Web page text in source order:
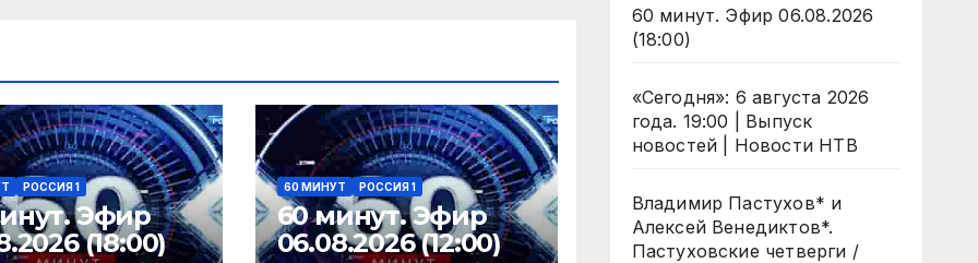
РОССИЯ 1
Эфир
(18:00)
60 МИНУТ РОССИЯ 1
60 минут. Эфир
06.08.2026 (12:00)
60 минут. Эфир 06.08.2026
(18:00)
«Сегодня»: 6 августа 2026
года. 19:00 | Выпуск
новостей | Новости НТВ
Владимир Пастухов* и
Алексей Венедиктов*.
Пастуховские четверги /